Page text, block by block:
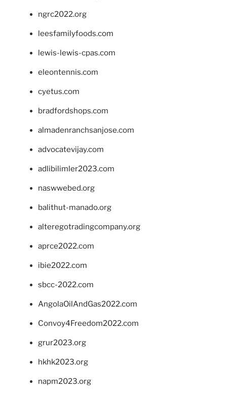
ngrc2022.org
leesfamilyfoods.com
lewis-lewis-cpas.com
eleontennis.com
cyetus.com
bradfordshops.com
almadenranchsanjose.com
advocatevijay.com
adlibilimler2023.com
naswwebed.org
balithut-manado.org
alteregotradingcompany.org
aprce2022.com
ibie2022.com
sbcc-2022.com
AngolaOilAndGas2022.com
Convoy4Freedom2022.com
grur2023.org
hkhk2023.org
napm2023.org